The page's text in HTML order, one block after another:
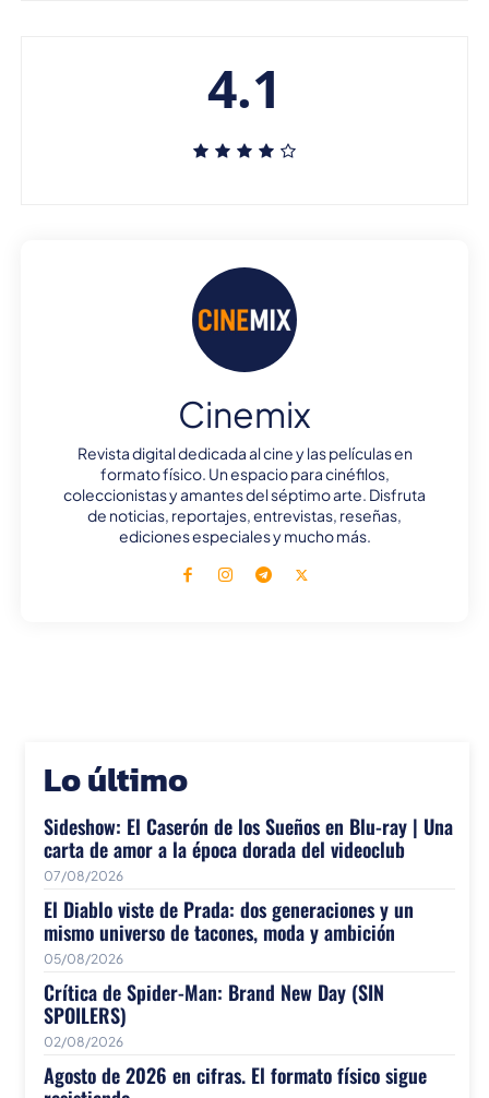
4.1
Cinemix
Revista digital dedicada al cine y las películas en
formato físico. Un espacio para cinéfilos,
coleccionistas y amantes del séptimo arte. Disfruta
de noticias, reportajes, entrevistas, reseñas,
ediciones especiales y mucho más.
Lo último
Sideshow: El Caserón de los Sueños en Blu-ray | Una
carta de amor a la época dorada del videoclub
07/08/2026
El Diablo viste de Prada: dos generaciones y un
mismo universo de tacones, moda y ambición
05/08/2026
Crítica de Spider-Man: Brand New Day (SIN
SPOILERS)
02/08/2026
Agosto de 2026 en cifras. El formato físico sigue